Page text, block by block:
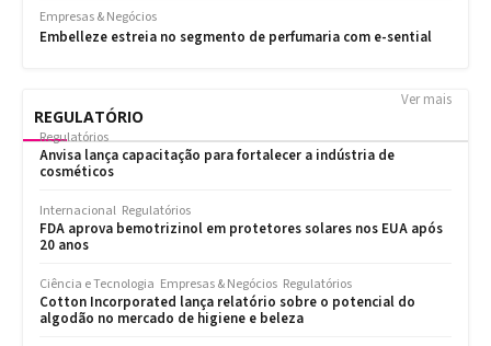
REGULATÓRIO
Ver mais
Regulatórios
Anvisa lança capacitação para fortalecer a indústria de
cosméticos
Internacional Regulatórios
FDA aprova bemotrizinol em protetores solares nos EUA após
20 anos
Ciência e Tecnologia Empresas & Negócios Regulatórios
Cotton Incorporated lança relatório sobre o potencial do
algodão no mercado de higiene e beleza